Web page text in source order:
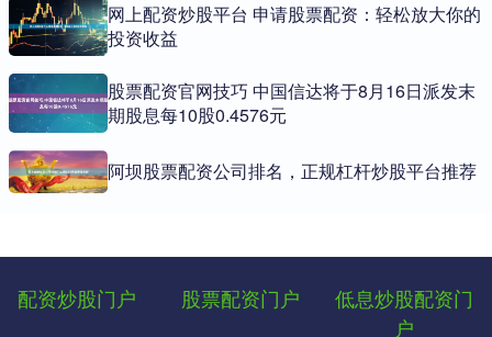
网上配资炒股平台 申请股票配资：轻松放大你的
投资收益
股票配资官网技巧 中国信达将于8月16日派发末
期股息每10股0.4576元
阿坝股票配资公司排名，正规杠杆炒股平台推荐
配资炒股门户 股票配资门户
低息炒股配资门
户